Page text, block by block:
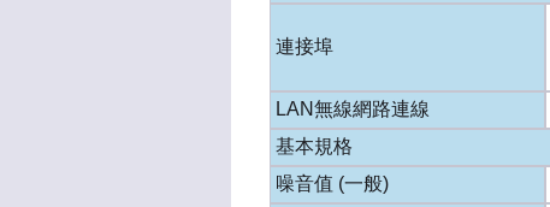
連接埠
LAN無線網路連線
基本規格
噪音值 (一般)